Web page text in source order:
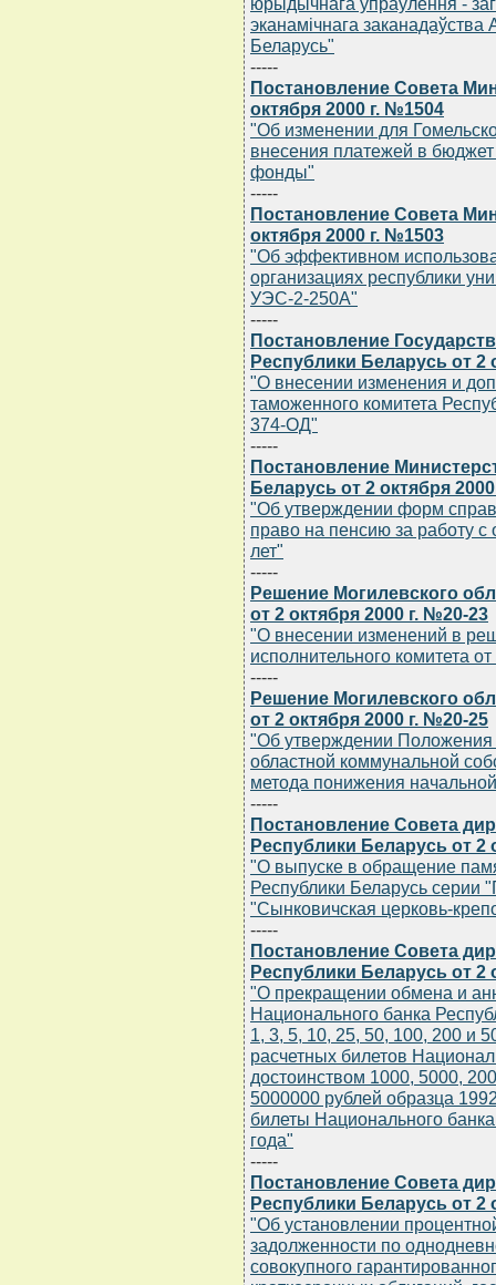
эканамiчнага
Беларусь"
-----
Постановление Совета
октября 2000 г. №1504
"Об изменении для
внесения платежей в
фонды"
-----
Постановление Совета
октября 2000 г. №1503
"Об эффективном
организациях республики
УЭС-2-250А"
-----
Постановление
Республики Беларусь от 2
"О внесении изменения и
таможенного комитета
374-ОД"
-----
Постановление
Беларусь от 2 октября
"Об утверждении форм
право на пенсию за работу
лет"
-----
Решение Могилевского
от 2 октября 2000 г. №20-23
"О внесении изменений в
исполнительного комитета
-----
Решение Могилевского
от 2 октября 2000 г. №20-25
"Об утверждении Положения
областной коммунальной
метода понижения
-----
Постановление Совета
Республики Беларусь от 2
"О выпуске в обращение
Республики Беларусь серии
"Сынковичская церковь-
-----
Постановление Совета
Республики Беларусь от 2
"О прекращении обмена и
Национального банка
1, 3, 5, 10, 25, 50, 100, 200 и
расчетных билетов
достоинством 1000, 5000,
5000000 рублей образца
билеты Национального
года"
-----
Постановление Совета
Республики Беларусь от 2
"Об установлении
задолженности по
совокупного